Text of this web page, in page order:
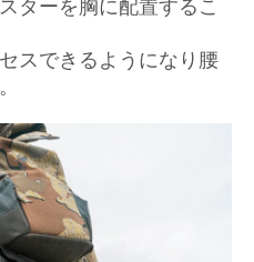
ターを胸に配置するこ
スできるようになり腰